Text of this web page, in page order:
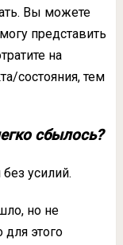
Вы можете
представить
на
состояния, тем
сбылось?
усилий.
но не
этого